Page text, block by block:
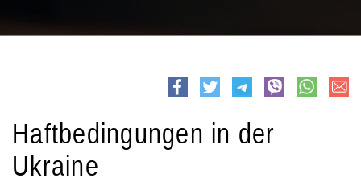
Haftbedingungen in der
Ukraine